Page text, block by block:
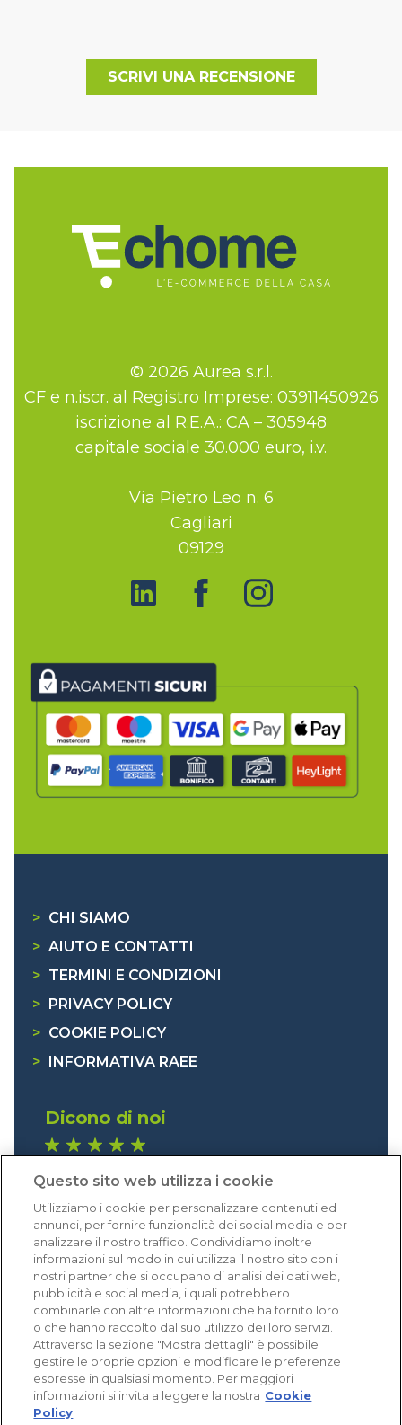
SCRIVI UNA RECENSIONE
© 2026 Aurea s.r.l.
CF e n.iscr. al Registro Imprese: 03911450926
iscrizione al R.E.A.: CA – 305948
capitale sociale 30.000 euro, i.v.
Via Pietro Leo n. 6
Cagliari
09129
> CHI SIAMO
> AIUTO E CONTATTI
> TERMINI E CONDIZIONI
>
PRIVACY POLICY
> COOKIE POLICY
>
INFORMATIVA RAEE
Dicono di noi
Eccellente (4,8)
Acquisti verificati
Questo sito web utilizza i cookie
Utilizziamo i cookie per personalizzare contenuti ed
annunci, per fornire funzionalità dei social media e per
analizzare il nostro traffico. Condividiamo inoltre
informazioni sul modo in cui utilizza il nostro sito con i
nostri partner che si occupano di analisi dei dati web,
pubblicità e social media, i quali potrebbero
combinarle con altre informazioni che ha fornito loro
o che hanno raccolto dal suo utilizzo dei loro servizi.
Attraverso la sezione "Mostra dettagli" è possibile
gestire le proprie opzioni e modificare le preferenze
espresse in qualsiasi momento. Per maggiori
informazioni si invita a leggere la nostra Cookie
Policy